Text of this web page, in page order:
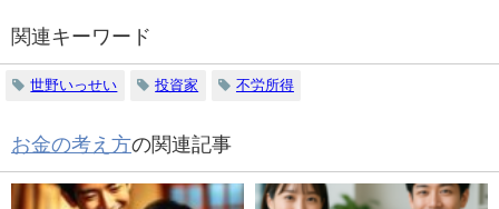
関連キーワード
世野いっせい 投資家 不労所得
お金の考え方の関連記事